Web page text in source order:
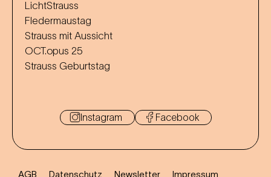
LichtStrauss
Fledermaustag
Strauss mit Aussicht
OCT.opus 25
Strauss Geburtstag
Instagram Facebook
AGB Datenschutz Newsletter Impressum